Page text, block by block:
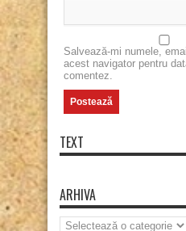
Salvează-mi numele,
acest navigator pentru
comentez.
TEXT
ARHIVA
Arhiva